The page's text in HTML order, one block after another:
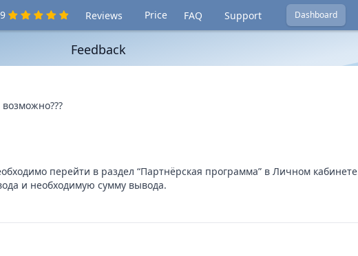
Reviews Price FAQ Support Dashboard
Feedback
перейти в раздел “Партнёрская программа” в Личном
и необходимую сумму вывода.